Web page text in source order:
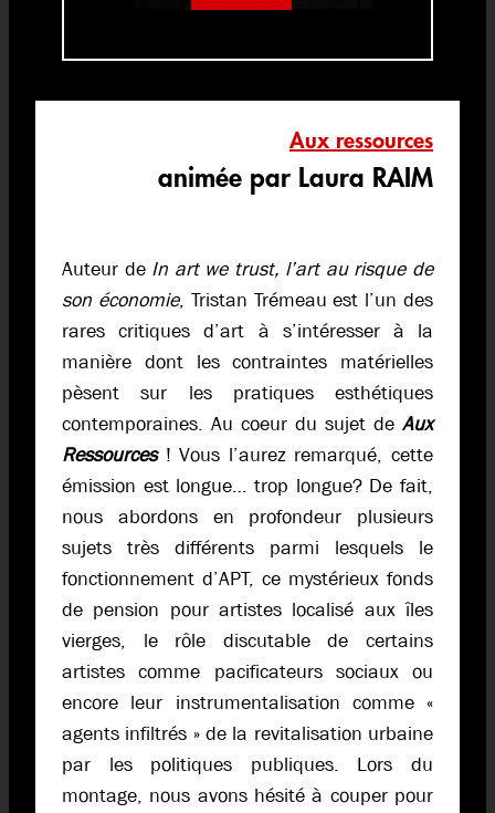
Aux ressources
animée par Laura RAIM
Auteur de In art we trust, l’art au risque de
son économie, Tristan Trémeau est l’un des
rares critiques d’art à s’intéresser à la
manière dont les contraintes matérielles
pèsent sur les pratiques esthétiques
contemporaines. Au coeur du sujet de Aux
Ressources! Vous l’aurez remarqué, cette
émission est longue… trop longue? De fait,
nous abordons en profondeur plusieurs
sujets très différents parmi lesquels le
fonctionnement d’APT, ce mystérieux fonds
de pension pour artistes localisé aux îles
vierges, le rôle discutable de certains
artistes comme pacificateurs sociaux ou
encore leur instrumentalisation comme «
agents infiltrés » de la revitalisation urbaine
par les politiques publiques. Lors du
montage, nous avons hésité à couper pour